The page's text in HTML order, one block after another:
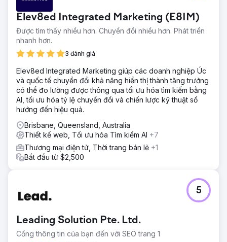
Elev8ed Integrated Marketing (E8IM)
Được tìm thấy nhiều hơn. Chuyển đổi nhiều hơn. Phát triển
nhanh hơn.
3 đánh giá
Elev8ed Integrated Marketing giúp các doanh nghiệp Úc
và quốc tế chuyển đổi khả năng hiển thị thành tăng trưởng
có thể đo lường được thông qua tối ưu hóa tìm kiếm bằng
AI, tối ưu hóa tỷ lệ chuyển đổi và chiến lược kỹ thuật số
hướng đến hiệu quả.
Brisbane, Queensland, Australia
Thiết kế web, Tối ưu hóa Tìm kiếm AI +7
Thương mại điện tử, Thời trang bán lẻ +1
Bắt đầu từ $2,500
Leading Solution Pte. Ltd.
Cổng thông tin của bạn đến với SEO trang 1
5